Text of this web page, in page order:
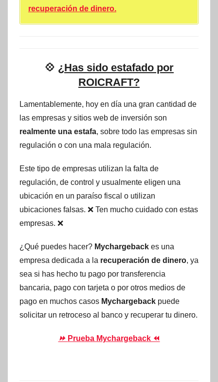
recuperación de dinero.
💠 ¿Has sido estafado por
ROICRAFT?
Lamentablemente, hoy en día una gran cantidad de
las empresas y sitios web de inversión son
realmente una estafa, sobre todo las empresas sin
regulación o con una mala regulación.
Este tipo de empresas utilizan la falta de
regulación, de control y usualmente eligen una
ubicación en un paraíso fiscal o utilizan
ubicaciones falsas. ❌ Ten mucho cuidado con estas
empresas. ❌
¿Qué puedes hacer? Mychargeback es una
empresa dedicada a la recuperación de dinero, ya
sea si has hecho tu pago por transferencia
bancaria, pago con tarjeta o por otros medios de
pago en muchos casos Mychargeback puede
solicitar un retroceso al banco y recuperar tu dinero.
⏩ Prueba Mychargeback ⏪